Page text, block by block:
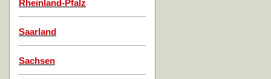
Rheinland-Pfalz
Saarland
Sachsen